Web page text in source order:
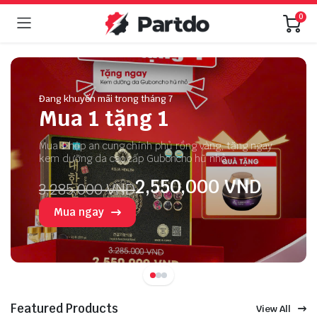
0
Đang khuyến mãi trong tháng 7
Mua 1 tặng 1
Mua 1 hộp an cung chính phủ rồng vàng, tặng ngay
kem dưỡng da cao cấp Guboncho hũ nhỏ
3,285,000 VND2,550,000 VND
Mua ngay
Featured Products View All